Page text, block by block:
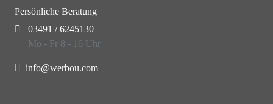
Persönliche Beratung
03491 / 6245130
Mo - Fr 8 - 16 Uhr
info@werbou.com